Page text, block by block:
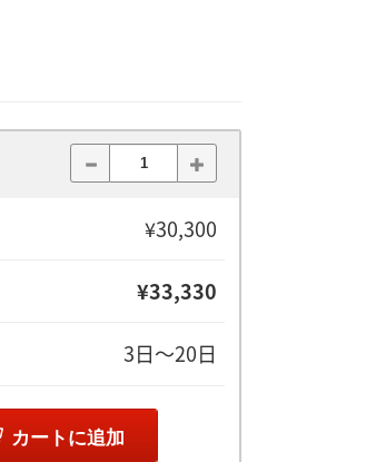
¥30,300
¥33,330
3日～20日
カートに追加